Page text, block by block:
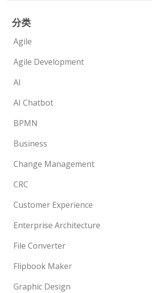
分类
Agile
Agile Development
AI
AI Chatbot
BPMN
Business
Change Management
CRC
Customer Experience
Enterprise Architecture
File Converter
Flipbook Maker
Graphic Design